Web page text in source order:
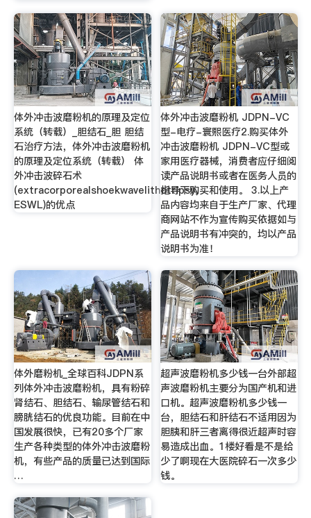
体外冲击波磨粉机的原理及定位
系统（转载）_胆结石_胆 胆结
石治疗方法，体外冲击波磨粉机
的原理及定位系统（转载） 体
外冲击波碎石术
(extracorporealshoekwavelithotripsy，
ESWL)的优点
体外冲击波磨粉机 JDPN-VC
型-电疗-寰熙医疗2.购买体外
冲击波磨粉机 JDPN-VC型或
家用医疗器械，消费者应仔细阅
读产品说明书或者在医务人员的
指导下购买和使用。 3.以上产
品内容均来自于生产厂家、代理
商网站不作为宣传购买依据如与
产品说明书有冲突的，均以产品
说明书为准！
体外磨粉机_全球百科JDPN系
列体外冲击波磨粉机，具有粉碎
肾结石、胆结石、输尿管结石和
膀胱结石的优良功能。目前在中
国发展很快，已有20多个厂家
生产各种类型的体外冲击波磨粉
机，有些产品的质量已达到国际
…
超声波磨粉机多少钱一台外部超
声波磨粉机主要分为国产机和进
口机。超声波磨粉机多少钱一
台，胆结石和肝结石不适用因为
胆胰和肝三者离得很近超声时容
易造成出血。1楼好看是不是给
少了啊现在大医院碎石一次多少
钱。